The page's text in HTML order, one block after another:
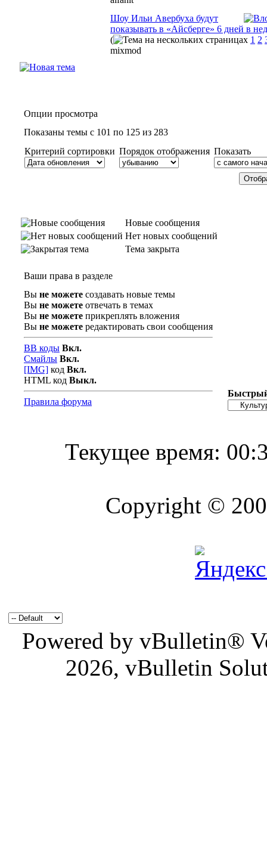
Шоу Ильи Авербуха будут
показывать в «Айсберге» 6 дней в
(
1 2
mixmod
Опции просмотра
Показаны темы с 101 по 125 из 283
Критерий сортировки Порядок отображения Показать
Новые сообщения
Нет новых сообщений
Тема закрыта
Ваши права в разделе
Вы не можете создавать новые темы
Вы не можете отвечать в темах
Вы не можете прикреплять вложения
Вы не можете редактировать свои сообщения
BB коды Вкл.
Смайлы Вкл.
[IMG] код Вкл.
HTML код Выкл.
Правила форума
Текущее время:
Copyright ©
Powered by vBulletin®
2026, vBulletin